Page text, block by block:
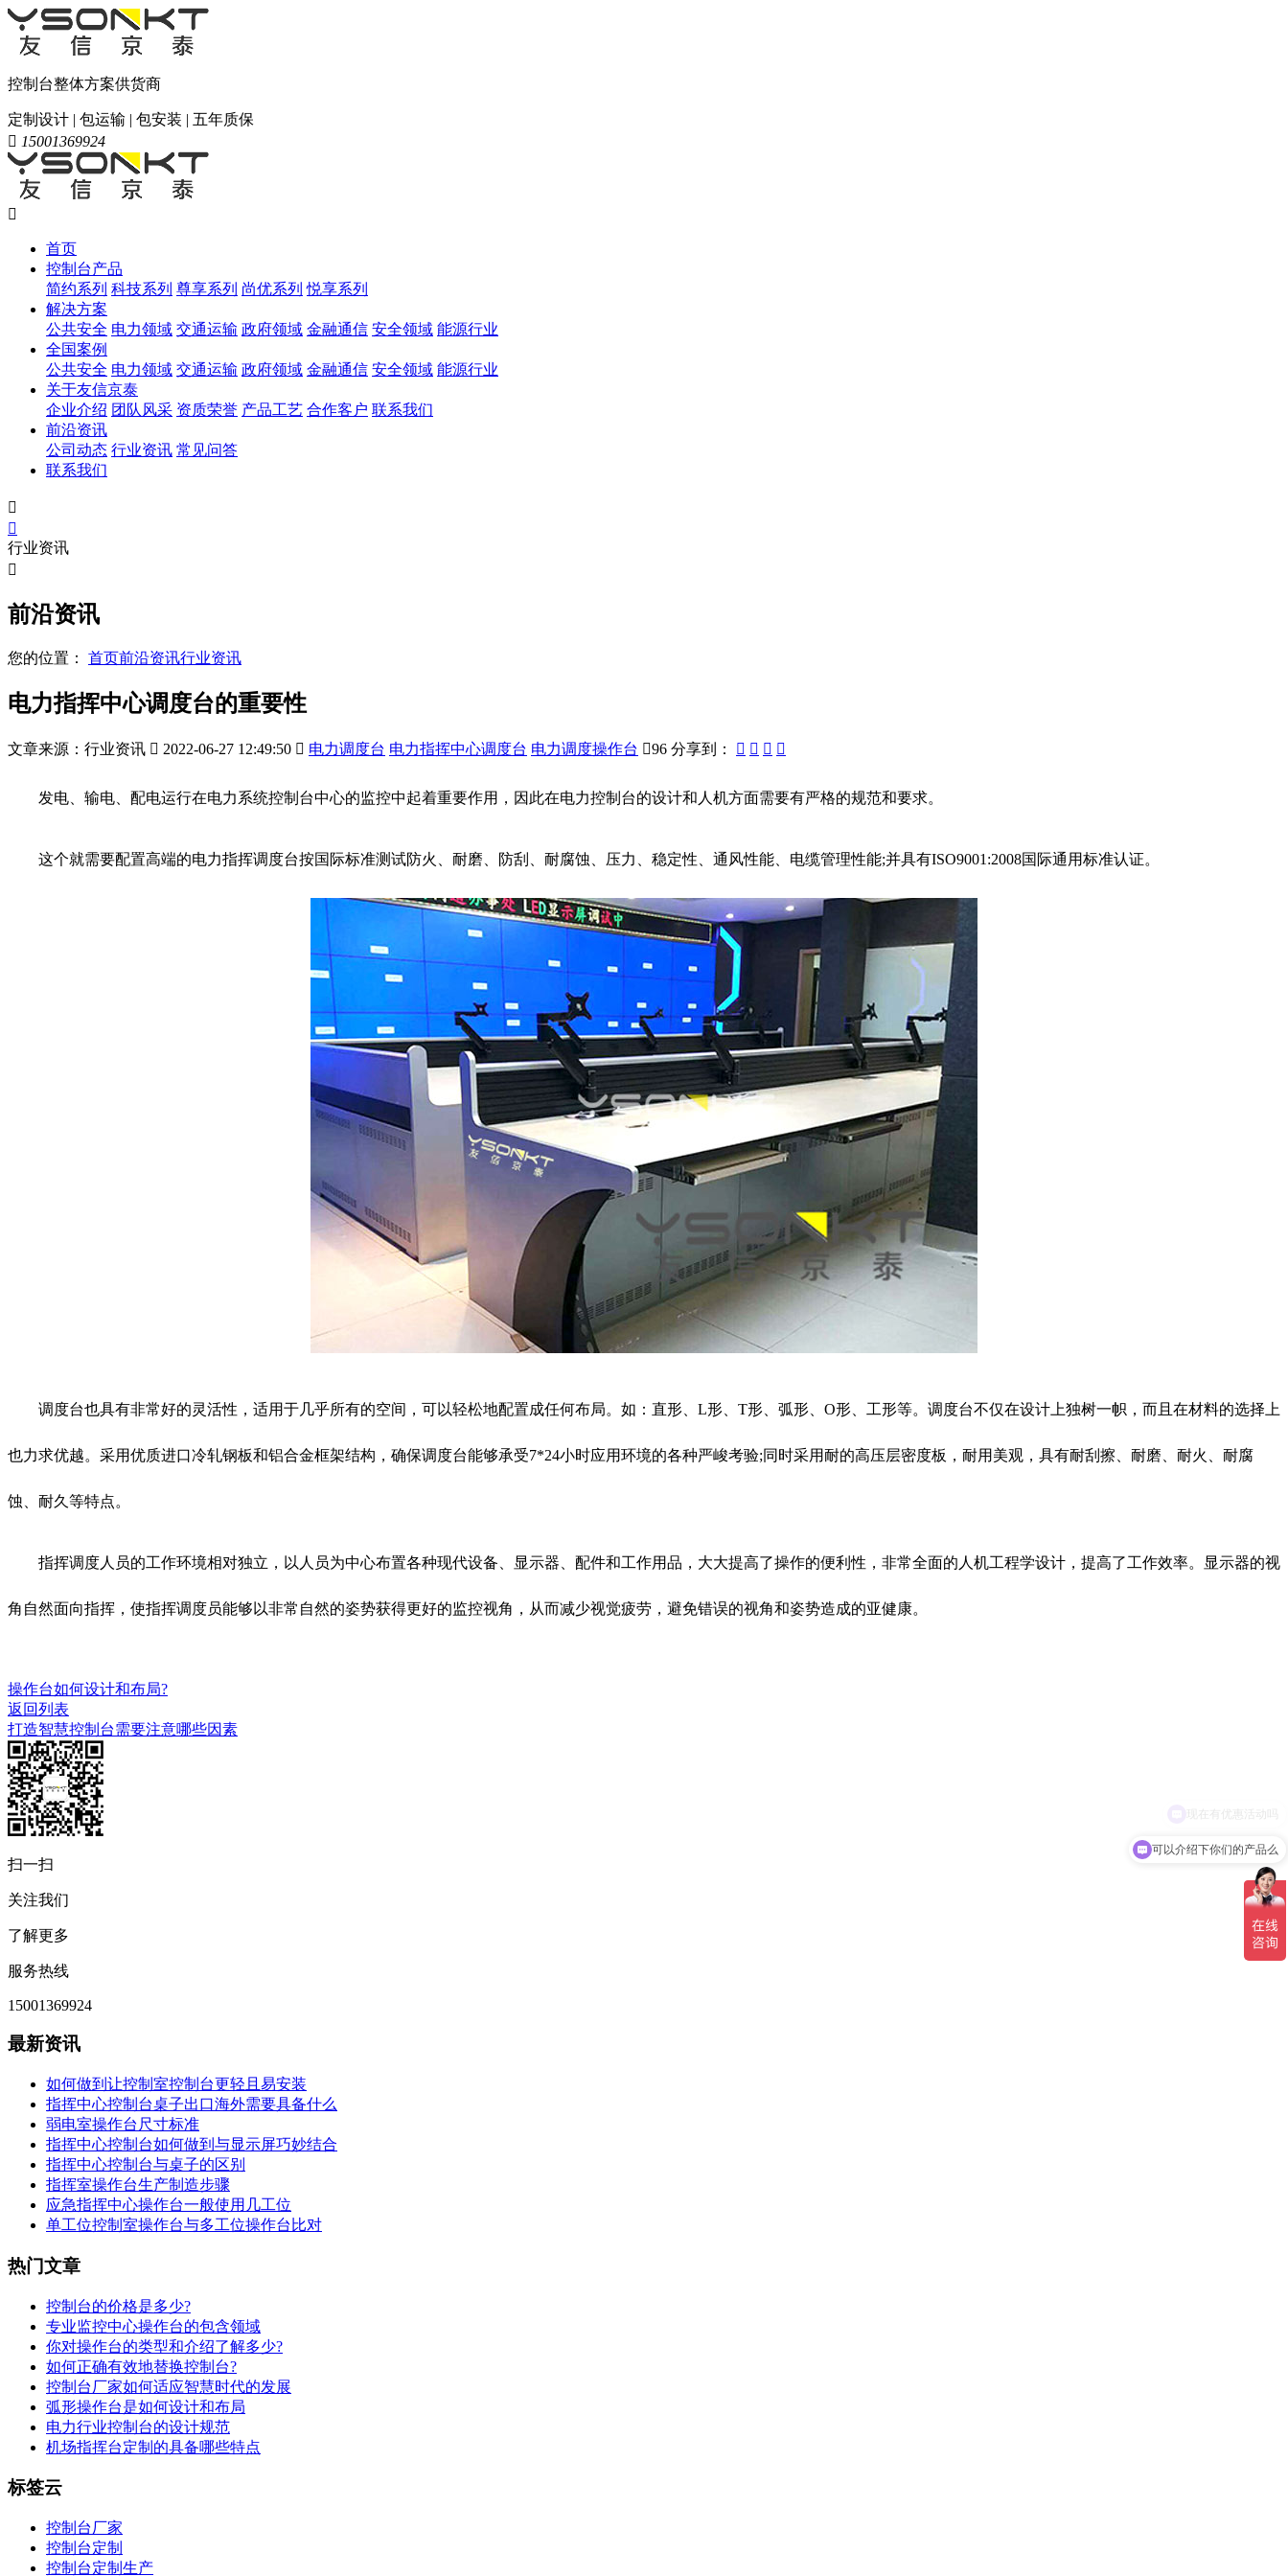
控制台整体方案供货商
定制设计 | 包运输 | 包安装 | 五年质保
 15001369924

首页
控制台产品
简约系列 科技系列 尊享系列 尚优系列 悦享系列
解决方案
公共安全 电力领域 交通运输 政府领域 金融通信 安全领域 能源行业
全国案例
公共安全 电力领域 交通运输 政府领域 金融通信 安全领域 能源行业
关于友信京泰
企业介绍 团队风采 资质荣誉 产品工艺 合作客户 联系我们
前沿资讯
公司动态 行业资讯 常见问答
联系我们


行业资讯

前沿资讯
您的位置： 首页前沿资讯行业资讯
电力指挥中心调度台的重要性
文章来源：行业资讯  2022-06-27 12:49:50  电力调度台 电力指挥中心调度台 电力调度操作台 96 分享到：    
发电、输电、配电运行在电力系统控制台中心的监控中起着重要作用，因此在电力控制台的设计和人机方面需要有严格的规范和要求。
这个就需要配置高端的电力指挥调度台按国际标准测试防火、耐磨、防刮、耐腐蚀、压力、稳定性、通风性能、电缆管理性能;并具有ISO9001:2008国际通用标准认证。
调度台也具有非常好的灵活性，适用于几乎所有的空间，可以轻松地配置成任何布局。如：直形、L形、T形、弧形、O形、工形等。调度台不仅在设计上独树一帜，而且在材料的选择上
也力求优越。采用优质进口冷轧钢板和铝合金框架结构，确保调度台能够承受7*24小时应用环境的各种严峻考验;同时采用耐的高压层密度板，耐用美观，具有耐刮擦、耐磨、耐火、耐腐
蚀、耐久等特点。
指挥调度人员的工作环境相对独立，以人员为中心布置各种现代设备、显示器、配件和工作用品，大大提高了操作的便利性，非常全面的人机工程学设计，提高了工作效率。显示器的视
角自然面向指挥，使指挥调度员能够以非常自然的姿势获得更好的监控视角，从而减少视觉疲劳，避免错误的视角和姿势造成的亚健康。
操作台如何设计和布局?
返回列表
打造智慧控制台需要注意哪些因素
扫一扫
关注我们
了解更多
服务热线
15001369924
最新资讯
如何做到让控制室控制台更轻且易安装
指挥中心控制台桌子出口海外需要具备什么
弱电室操作台尺寸标准
指挥中心控制台如何做到与显示屏巧妙结合
指挥中心控制台与桌子的区别
指挥室操作台生产制造步骤
应急指挥中心操作台一般使用几工位
单工位控制室操作台与多工位操作台比对
热门文章
控制台的价格是多少?
专业监控中心操作台的包含领域
你对操作台的类型和介绍了解多少?
如何正确有效地替换控制台?
控制台厂家如何适应智慧时代的发展
弧形操作台是如何设计和布局
电力行业控制台的设计规范
机场指挥台定制的具备哪些特点
标签云
控制台厂家
控制台定制
控制台定制生产
可以介绍下你们的产品么